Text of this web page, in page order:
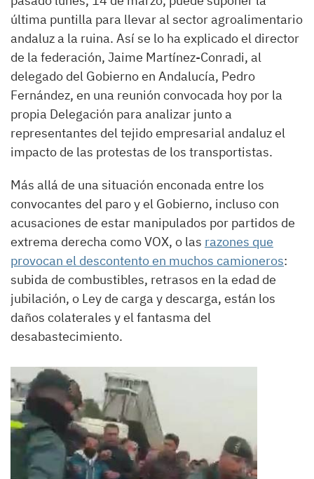
última puntilla para llevar al sector agroalimentario
andaluz a la ruina. Así se lo ha explicado el director
de la federación, Jaime Martínez-Conradi, al
delegado del Gobierno en Andalucía, Pedro
Fernández, en una reunión convocada hoy por la
propia Delegación para analizar junto a
representantes del tejido empresarial andaluz el
impacto de las protestas de los transportistas.
Más allá de una situación enconada entre los
convocantes del paro y el Gobierno, incluso con
acusaciones de estar manipulados por partidos de
extrema derecha como VOX, o las razones que
provocan el descontento en muchos camioneros:
subida de combustibles, retrasos en la edad de
jubilación, o Ley de carga y descarga, están los
daños colaterales y el fantasma del
desabastecimiento.